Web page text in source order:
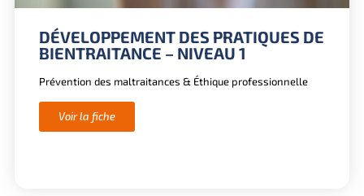
DÉVELOPPEMENT DES PRATIQUES DE
BIENTRAITANCE – NIVEAU 1
Prévention des maltraitances & Éthique professionnelle
Voir la fiche